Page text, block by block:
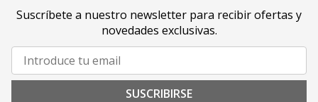
Suscríbete a nuestro newsletter para recibir ofertas y
novedades exclusivas.
SUSCRIBIRSE